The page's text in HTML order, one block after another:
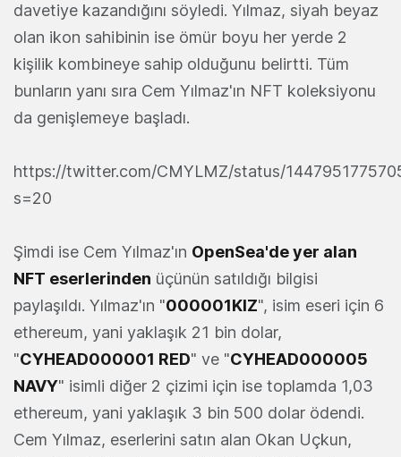
davetiye kazandığını söyledi. Yılmaz, siyah beyaz
olan ikon sahibinin ise ömür boyu her yerde 2
kişilik kombineye sahip olduğunu belirtti. Tüm
bunların yanı sıra Cem Yılmaz'ın NFT koleksiyonu
da genişlemeye başladı.
https://twitter.com/CMYLMZ/status/
s=20
Şimdi ise Cem Yılmaz'ın OpenSea'de yer alan
NFT eserlerinden üçünün satıldığı bilgisi
paylaşıldı. Yılmaz'ın "000001KIZ", isim eseri için 6
ethereum, yani yaklaşık 21 bin dolar,
"CYHEAD000001 RED" ve "CYHEAD000005
NAVY" isimli diğer 2 çizimi için ise toplamda 1,03
ethereum, yani yaklaşık 3 bin 500 dolar ödendi.
Cem Yılmaz, eserlerini satın alan Okan Uçkun,